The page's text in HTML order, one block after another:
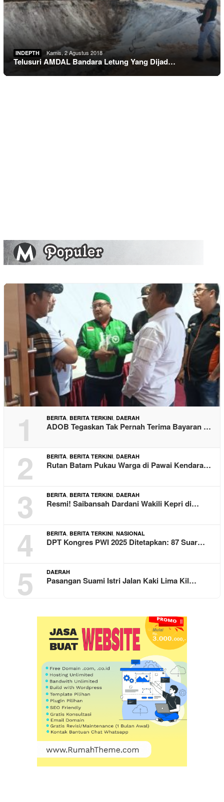
INDEPTH Kamis, 2 Agustus 2018
Telusuri AMDAL Bandara Letung Yang Dijad…
1 BERITA, BERITA TERKINI, DAERAH
ADOB Tegaskan Tak Pernah Terima Bayaran …
2 BERITA, BERITA TERKINI, DAERAH
Rutan Batam Pukau Warga di Pawai Kendara…
3 BERITA, BERITA TERKINI, DAERAH
Resmi! Saibansah Dardani Wakili Kepri di…
4 BERITA, BERITA TERKINI, NASIONAL
DPT Kongres PWI 2025 Ditetapkan: 87 Suar…
5 DAERAH
Pasangan Suami Istri Jalan Kaki Lima Kil…